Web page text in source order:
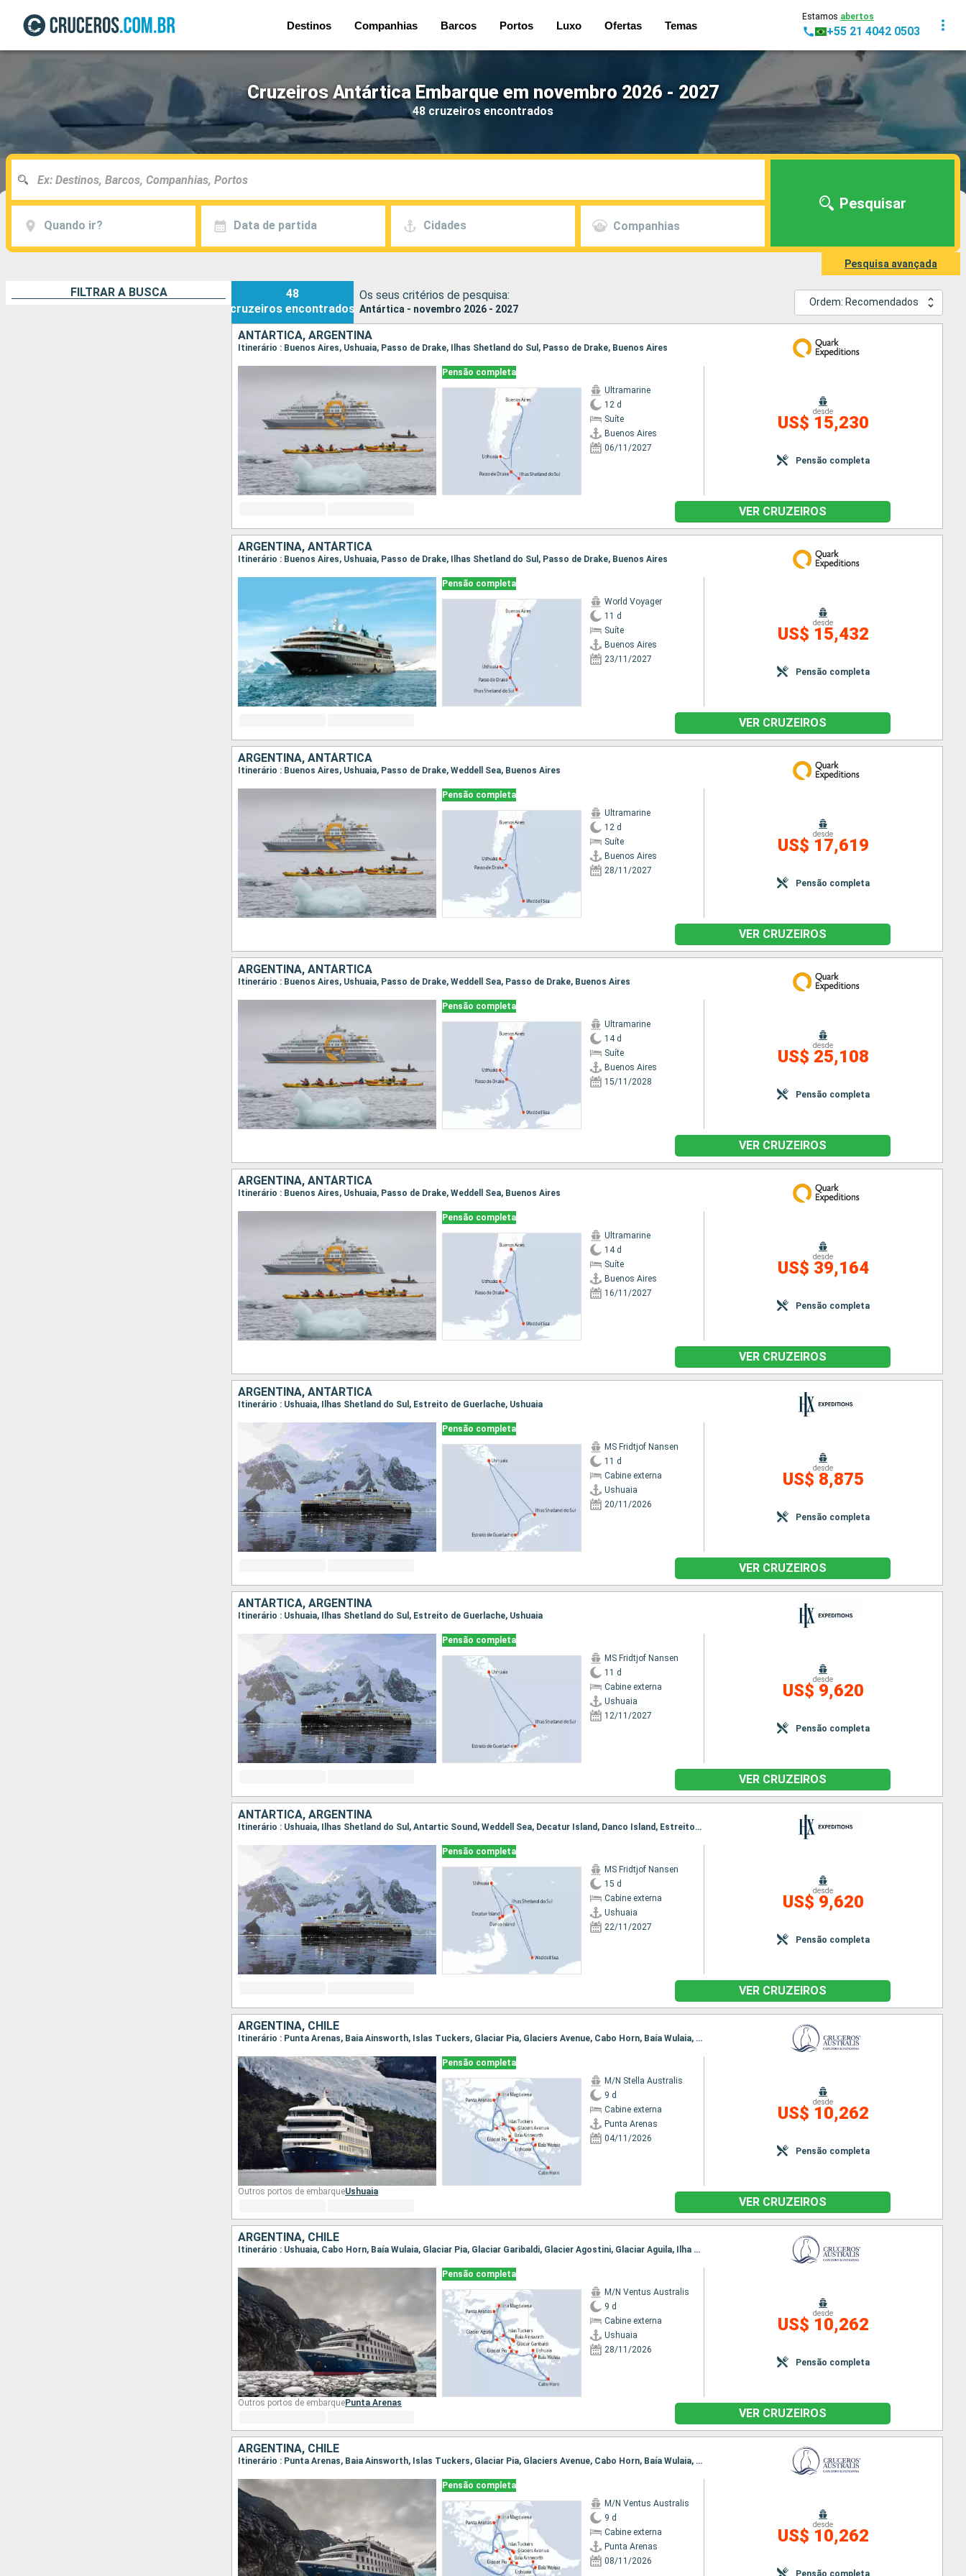
Destinos Companhias Barcos Portos Luxo Ofertas Temas
Estamos abertos
+55 21 4042 0503
Cruzeiros Antártica Embarque em novembro 2026 - 2027
48 cruzeiros encontrados
Quando ir? Data de partida Cidades Companhias
Pesquisar
Pesquisa avançada
FILTRAR A BUSCA
48
cruzeiros encontrados
Os seus critérios de pesquisa:
Antártica - novembro 2026 - 2027
Ordem: Recomendados
ANTÁRTICA, ARGENTINA
Itinerário : Buenos Aires, Ushuaia, Passo de Drake, Ilhas Shetland do Sul, Passo de Drake, Buenos Aires
Pensão completa
Ultramarine
12 d
Suíte
Buenos Aires
06/11/2027
desde
US$ 15,230
Pensão completa
VER CRUZEIROS
ARGENTINA, ANTÁRTICA
Itinerário : Buenos Aires, Ushuaia, Passo de Drake, Ilhas Shetland do Sul, Passo de Drake, Buenos Aires
Pensão completa
World Voyager
11 d
Suíte
Buenos Aires
23/11/2027
desde
US$ 15,432
Pensão completa
VER CRUZEIROS
ARGENTINA, ANTÁRTICA
Itinerário : Buenos Aires, Ushuaia, Passo de Drake, Weddell Sea, Buenos Aires
Pensão completa
Ultramarine
12 d
Suíte
Buenos Aires
28/11/2027
desde
US$ 17,619
Pensão completa
VER CRUZEIROS
ARGENTINA, ANTÁRTICA
Itinerário : Buenos Aires, Ushuaia, Passo de Drake, Weddell Sea, Passo de Drake, Buenos Aires
Pensão completa
Ultramarine
14 d
Suíte
Buenos Aires
15/11/2028
desde
US$ 25,108
Pensão completa
VER CRUZEIROS
ARGENTINA, ANTÁRTICA
Itinerário : Buenos Aires, Ushuaia, Passo de Drake, Weddell Sea, Buenos Aires
Pensão completa
Ultramarine
14 d
Suíte
Buenos Aires
16/11/2027
desde
US$ 39,164
Pensão completa
VER CRUZEIROS
ARGENTINA, ANTÁRTICA
Itinerário : Ushuaia, Ilhas Shetland do Sul, Estreito de Guerlache, Ushuaia
Pensão completa
MS Fridtjof Nansen
11 d
Cabine externa
Ushuaia
20/11/2026
desde
US$ 8,875
Pensão completa
VER CRUZEIROS
ANTÁRTICA, ARGENTINA
Itinerário : Ushuaia, Ilhas Shetland do Sul, Estreito de Guerlache, Ushuaia
Pensão completa
MS Fridtjof Nansen
11 d
Cabine externa
Ushuaia
12/11/2027
desde
US$ 9,620
Pensão completa
VER CRUZEIROS
ANTÁRTICA, ARGENTINA
Itinerário : Ushuaia, Ilhas Shetland do Sul, Antartic Sound, Weddell Sea, Decatur Island, Danco Island, Estreito de Penola, Danco Island, Ushuaia
Pensão completa
MS Fridtjof Nansen
15 d
Cabine externa
Ushuaia
22/11/2027
desde
US$ 9,620
Pensão completa
VER CRUZEIROS
ARGENTINA, CHILE
Itinerário : Punta Arenas, Baia Ainsworth, Islas Tuckers, Glaciar Pia, Glaciers Avenue, Cabo Horn, Baía Wulaia, Ushuaia, Cabo Horn, Baía Wulaia, Glaciar Pia, Glaciar Garibaldi, Glacier Agostini, Glaciar Aguila, Ilha Magdalena, Punta Arenas
Pensão completa
M/N Stella Australis
9 d
Cabine externa
Punta Arenas
04/11/2026
desde
US$ 10,262
Pensão completa
Outros portos de embarqueUshuaia
VER CRUZEIROS
ARGENTINA, CHILE
Itinerário : Ushuaia, Cabo Horn, Baía Wulaia, Glaciar Pia, Glaciar Garibaldi, Glacier Agostini, Glaciar Aguila, Ilha Magdalena, Punta Arenas, Baia Ainsworth, Islas Tuckers, Glaciar Pia, Glaciers Avenue, Cabo Horn, Baía Wulaia, Ushuaia
Pensão completa
M/N Ventus Australis
9 d
Cabine externa
Ushuaia
28/11/2026
desde
US$ 10,262
Pensão completa
Outros portos de embarquePunta Arenas
VER CRUZEIROS
ARGENTINA, CHILE
Itinerário : Punta Arenas, Baia Ainsworth, Islas Tuckers, Glaciar Pia, Glaciers Avenue, Cabo Horn, Baía Wulaia, Ushuaia, Cabo Horn, Baía Wulaia, Glaciar Pia, Glaciar Garibaldi, Glacier Agostini, Glaciar Aguila, Ilha Magdalena, Punta Arenas
Pensão completa
M/N Ventus Australis
9 d
Cabine externa
Punta Arenas
08/11/2026
desde
US$ 10,262
Pensão completa